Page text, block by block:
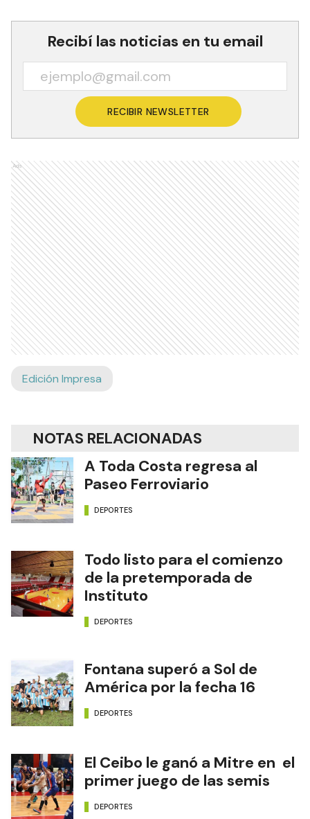
Recibí las noticias en tu email
RECIBIR NEWSLETTER
Ads
Edición Impresa
NOTAS RELACIONADAS
A Toda Costa regresa al
Paseo Ferroviario
DEPORTES
Todo listo para el comienzo
de la pretemporada de
Instituto
DEPORTES
Fontana superó a Sol de
América por la fecha 16
DEPORTES
El Ceibo le ganó a Mitre en el
primer juego de las semis
DEPORTES